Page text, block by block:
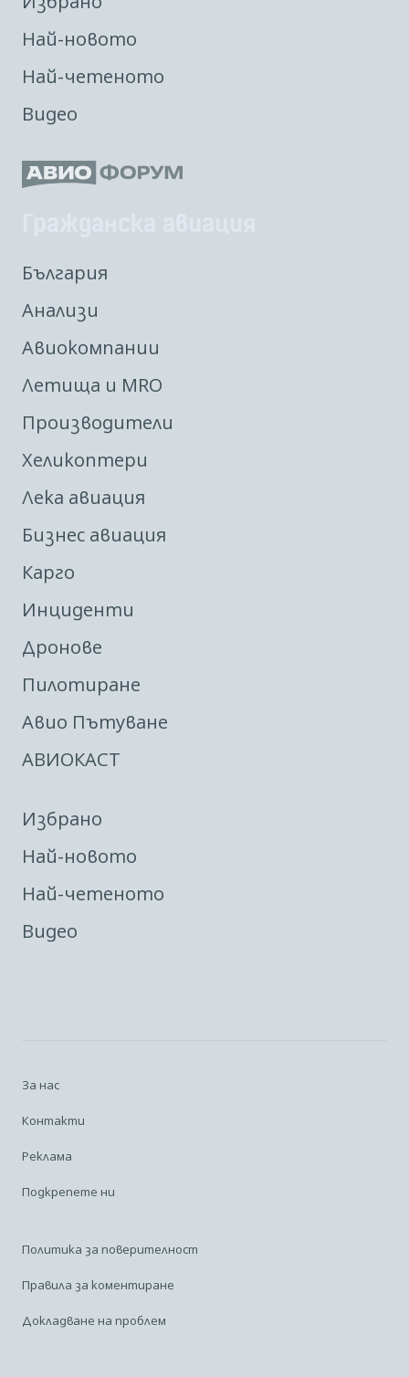
Най-новото
Най-четеното
Видео
България
Анализи
Авиокомпании
Летища и MRO
Производители
Хеликоптери
Лека авиация
Бизнес авиация
Карго
Инциденти
Дронове
Пилотиране
Авио Пътуване
АВИОКАСТ
Избрано
Най-новото
Най-четеното
Видео
За нас
Контакти
Реклама
Подкрепете ни
Политика за поверителност
Правила за коментиране
Докладване на проблем